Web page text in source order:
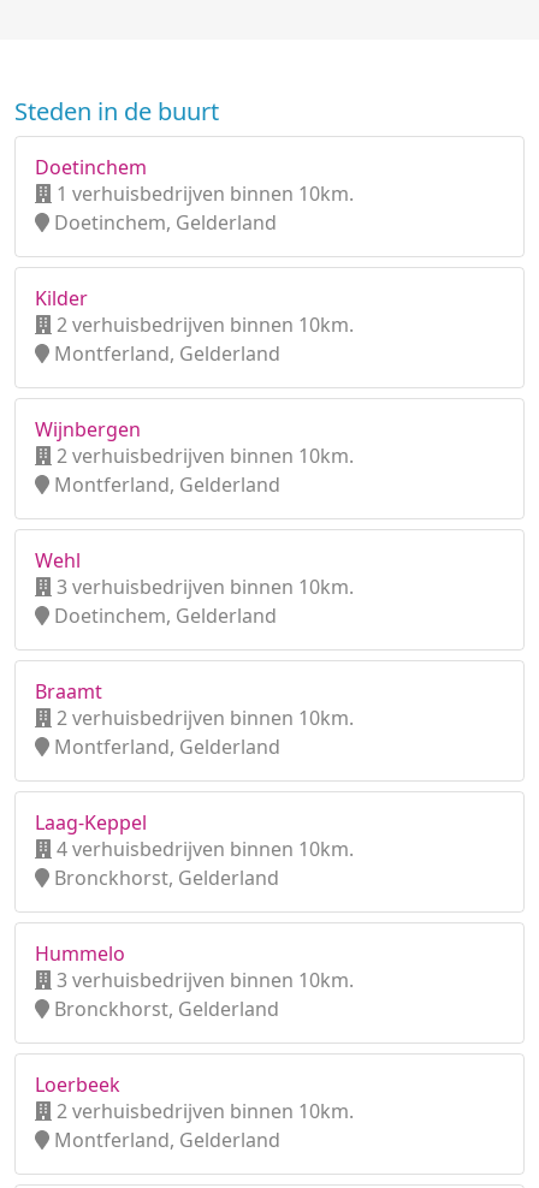
Steden in de buurt
Doetinchem
1 verhuisbedrijven binnen 10km.
Doetinchem, Gelderland
Kilder
2 verhuisbedrijven binnen 10km.
Montferland, Gelderland
Wijnbergen
2 verhuisbedrijven binnen 10km.
Montferland, Gelderland
Wehl
3 verhuisbedrijven binnen 10km.
Doetinchem, Gelderland
Braamt
2 verhuisbedrijven binnen 10km.
Montferland, Gelderland
Laag-Keppel
4 verhuisbedrijven binnen 10km.
Bronckhorst, Gelderland
Hummelo
3 verhuisbedrijven binnen 10km.
Bronckhorst, Gelderland
Loerbeek
2 verhuisbedrijven binnen 10km.
Montferland, Gelderland